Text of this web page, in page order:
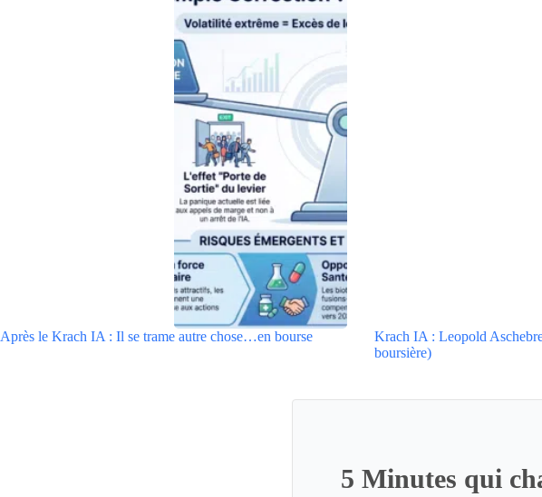
Après le Krach IA : Il se trame autre chose…en bourse
Krach IA : Leopold
boursière)
5 Minutes qui